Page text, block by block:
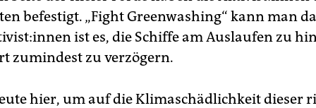
befestigt. „Fight Greenwashing“ kann man
ist es, die Schiffe am Auslaufen zu
zumindest zu verzögern.
hier, um auf die Klimaschädlichkeit dieser